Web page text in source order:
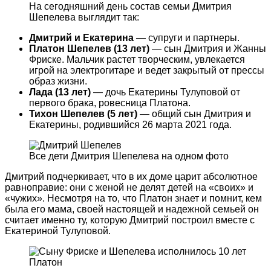
На сегодняшний день состав семьи Дмитрия
Шепелева выглядит так:
Дмитрий и Екатерина — супруги и партнеры.
Платон Шепелев (13 лет) — сын Дмитрия и Жанны
Фриске. Мальчик растет творческим, увлекается
игрой на электрогитаре и ведет закрытый от прессы
образ жизни.
Лада (13 лет) — дочь Екатерины Тулуповой от
первого брака, ровесница Платона.
Тихон Шепелев (5 лет) — общий сын Дмитрия и
Екатерины, родившийся 26 марта 2021 года.
Все дети Дмитрия Шепелева на одном фото
Дмитрий подчеркивает, что в их доме царит абсолютное
равноправие: они с женой не делят детей на «своих» и
«чужих». Несмотря на то, что Платон знает и помнит, кем
была его мама, своей настоящей и надежной семьей он
считает именно ту, которую Дмитрий построил вместе с
Екатериной Тулуповой.
Платон